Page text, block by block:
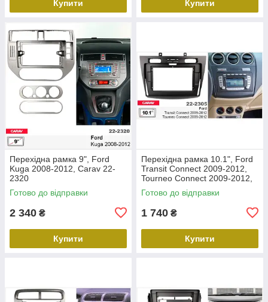
Купити Купити
Перехідна рамка 9", Ford
Kuga 2008-2012, Carav 22-
2320
Готово до відправки
2 340 ₴
Купити
Перехідна рамка 10.1", Ford
Transit Connect 2009-2012,
Tourneo Connect 2009-2012,
Carav 22-2305
Готово до відправки
1 740 ₴
Купити